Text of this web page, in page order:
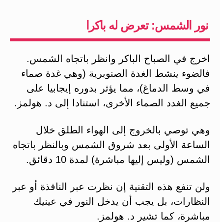
نور الشمس: تعرض له باكرا
اخرج في الصباح الباكر وانظر باتجاه الشمس.
فالضوء ينشط الغدة الصنوبرية (وهي غدة صماء
في وسط الدماغ)، مما يؤثر بدوره إيجابيا على
جميع الغدد الصماء الأخرى، استنادا إلى د. هولمز.
وهي توصي بالخروج إلى الهواء الطلق خلال
الساعة الأولى بعد شروق الشمس وبالنظر باتجاه
الشمس (وليس إليها مباشرة) لمدة 10 دقائق.
ولن تنفع هذه التقنية إن نظرت عبر النافذة أو عبر
النظارات، بل يجب أن يدخل النور في عينيك
مباشرة، كما تشير د. هولمز.